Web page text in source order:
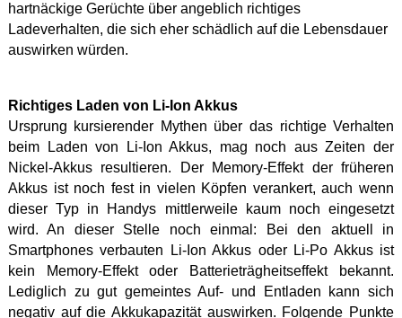
hartnäckige Gerüchte über angeblich richtiges
Ladeverhalten, die sich eher schädlich auf die Lebensdauer
auswirken würden.
Richtiges Laden von Li-Ion Akkus
Ursprung kursierender Mythen über das richtige Verhalten
beim Laden von Li-Ion Akkus, mag noch aus Zeiten der
Nickel-Akkus resultieren. Der Memory-Effekt der früheren
Akkus ist noch fest in vielen Köpfen verankert, auch wenn
dieser Typ in Handys mittlerweile kaum noch eingesetzt
wird. An dieser Stelle noch einmal: Bei den aktuell in
Smartphones verbauten Li-Ion Akkus oder Li-Po Akkus ist
kein Memory-Effekt oder Batterieträgheitseffekt bekannt.
Lediglich zu gut gemeintes Auf- und Entladen kann sich
negativ auf die Akkukapazität auswirken. Folgende Punkte